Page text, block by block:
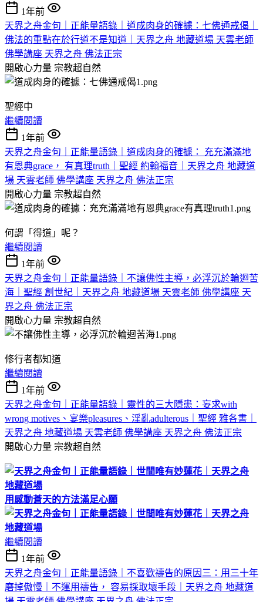
1年前
天界之舟金句｜正能量語錄｜道成肉身的確據：七佛通戒偈｜
佛法的重點在於行道不是知道｜天界之舟 地藏道場 天雲老師
佛學講座 天界之舟 佛法正宗
開啟心力量 宗教超自然
聖經中
繼續閱讀
1年前
天界之舟金句｜正能量語錄｜道成肉身的確據： 充充滿滿地
有恩典grace， 有真理truth｜聖經 約翰福音｜天界之舟 地藏道
場 天雲老師 佛學講座 天界之舟 佛法正宗
開啟心力量 宗教超自然
何謂「得道」呢？
繼續閱讀
1年前
天界之舟金句｜正能量語錄｜不讓佛性主導，必浮沉於輪迴苦
海｜聖經 創世紀｜天界之舟 地藏道場 天雲老師 佛學講座 天
界之舟 佛法正宗
開啟心力量 宗教超自然
修行者都知道
繼續閱讀
1年前
天界之舟金句｜正能量語錄｜靈性的三大隱患：妄求with
wrong motives、宴樂pleasures、淫亂adulterous｜聖經 雅各書｜
天界之舟 地藏道場 天雲老師 佛學講座 天界之舟 佛法正宗
開啟心力量 宗教超自然
用感動蒼天的方法滿足心願
繼續閱讀
1年前
天界之舟金句｜正能量語錄｜不喜歡禱告的原因三：用三十年
磨掉傲慢｜不運用禱告， 容易採取壞手段｜天界之舟 地藏道